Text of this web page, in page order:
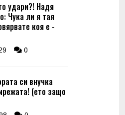
удари?! Надя
Чука ли я тая
коя е -
0
си внучка
(ето защо